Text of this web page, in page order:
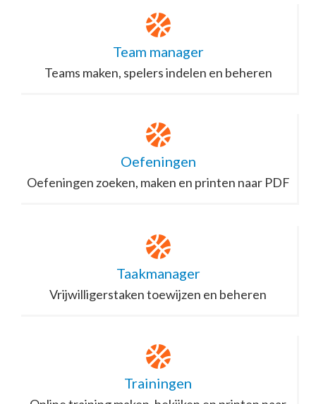
Team manager
Teams maken, spelers indelen en beheren
Oefeningen
Oefeningen zoeken, maken en printen naar PDF
Taakmanager
Vrijwilligerstaken toewijzen en beheren
Trainingen